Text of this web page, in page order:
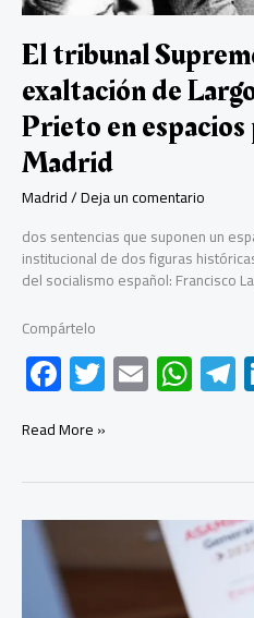
El tribunal
exaltación de
Prieto en
Madrid
Madrid/Deja un comentario
dos sentencias que suponen un
institucional de dos figuras
del socialismo español: Francisco
Compártelo
F
ac
e
b
o
ok
T
wi
er
E
m
W
h
s
A
p
a
El
la
exaltación
Largo
Caballero
Read More »